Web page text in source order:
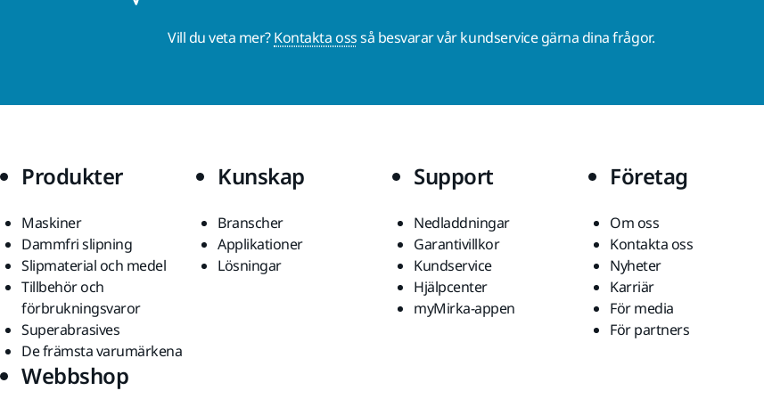
Vill du veta mer?Kontakta ossså besvarar vår kundservice gärna dina frågor.
Produkter
Maskiner
Dammfri slipning
Slipmaterial och medel
Tillbehör och
förbrukningsvaror
Superabrasives
De främsta varumärkena
Kunskap
Branscher
Applikationer
Lösningar
Support
Nedladdningar
Garantivillkor
Kundservice
Hjälpcenter
myMirka-appen
Företag
Om oss
Kontakta oss
Nyheter
Karriär
För media
För partners
Webbshop